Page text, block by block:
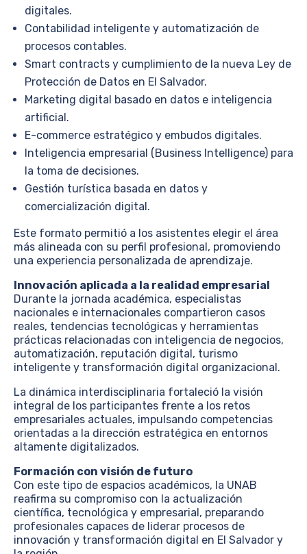
digitales.
Contabilidad inteligente y automatización de
procesos contables.
Smart contracts y cumplimiento de la nueva Ley de
Protección de Datos en El Salvador.
Marketing digital basado en datos e inteligencia
artificial.
E-commerce estratégico y embudos digitales.
Inteligencia empresarial (Business Intelligence) para
la toma de decisiones.
Gestión turística basada en datos y
comercialización digital.
Este formato permitió a los asistentes elegir el área
más alineada con su perfil profesional, promoviendo
una experiencia personalizada de aprendizaje.
Innovación aplicada a la realidad empresarial
Durante la jornada académica, especialistas
nacionales e internacionales compartieron casos
reales, tendencias tecnológicas y herramientas
prácticas relacionadas con inteligencia de negocios,
automatización, reputación digital, turismo
inteligente y transformación digital organizacional.
La dinámica interdisciplinaria fortaleció la visión
integral de los participantes frente a los retos
empresariales actuales, impulsando competencias
orientadas a la dirección estratégica en entornos
altamente digitalizados.
Formación con visión de futuro
Con este tipo de espacios académicos, la UNAB
reafirma su compromiso con la actualización
científica, tecnológica y empresarial, preparando
profesionales capaces de liderar procesos de
innovación y transformación digital en El Salvador y